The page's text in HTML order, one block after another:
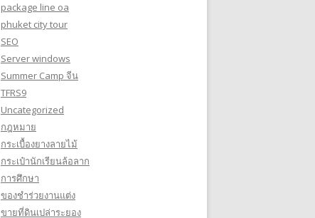
package line oa
phuket city tour
SEO
Server windows
Summer Camp จีน
TFRS9
Uncategorized
กฎหมาย
กระเบื้องยางลายไม้
กระเป๋านักเรียนล้อลาก
การศึกษา
ของชำร่วยงานแต่ง
ขายที่ดินเปล่าระยอง